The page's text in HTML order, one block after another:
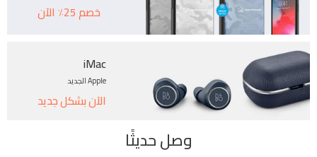
خصم 25٪ الآن
iMac
Apple الجديد
الآن بشكل جديد
وصل حديثًا